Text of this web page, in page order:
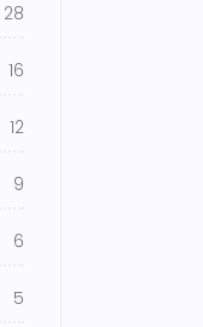
28
16
12
9
6
5